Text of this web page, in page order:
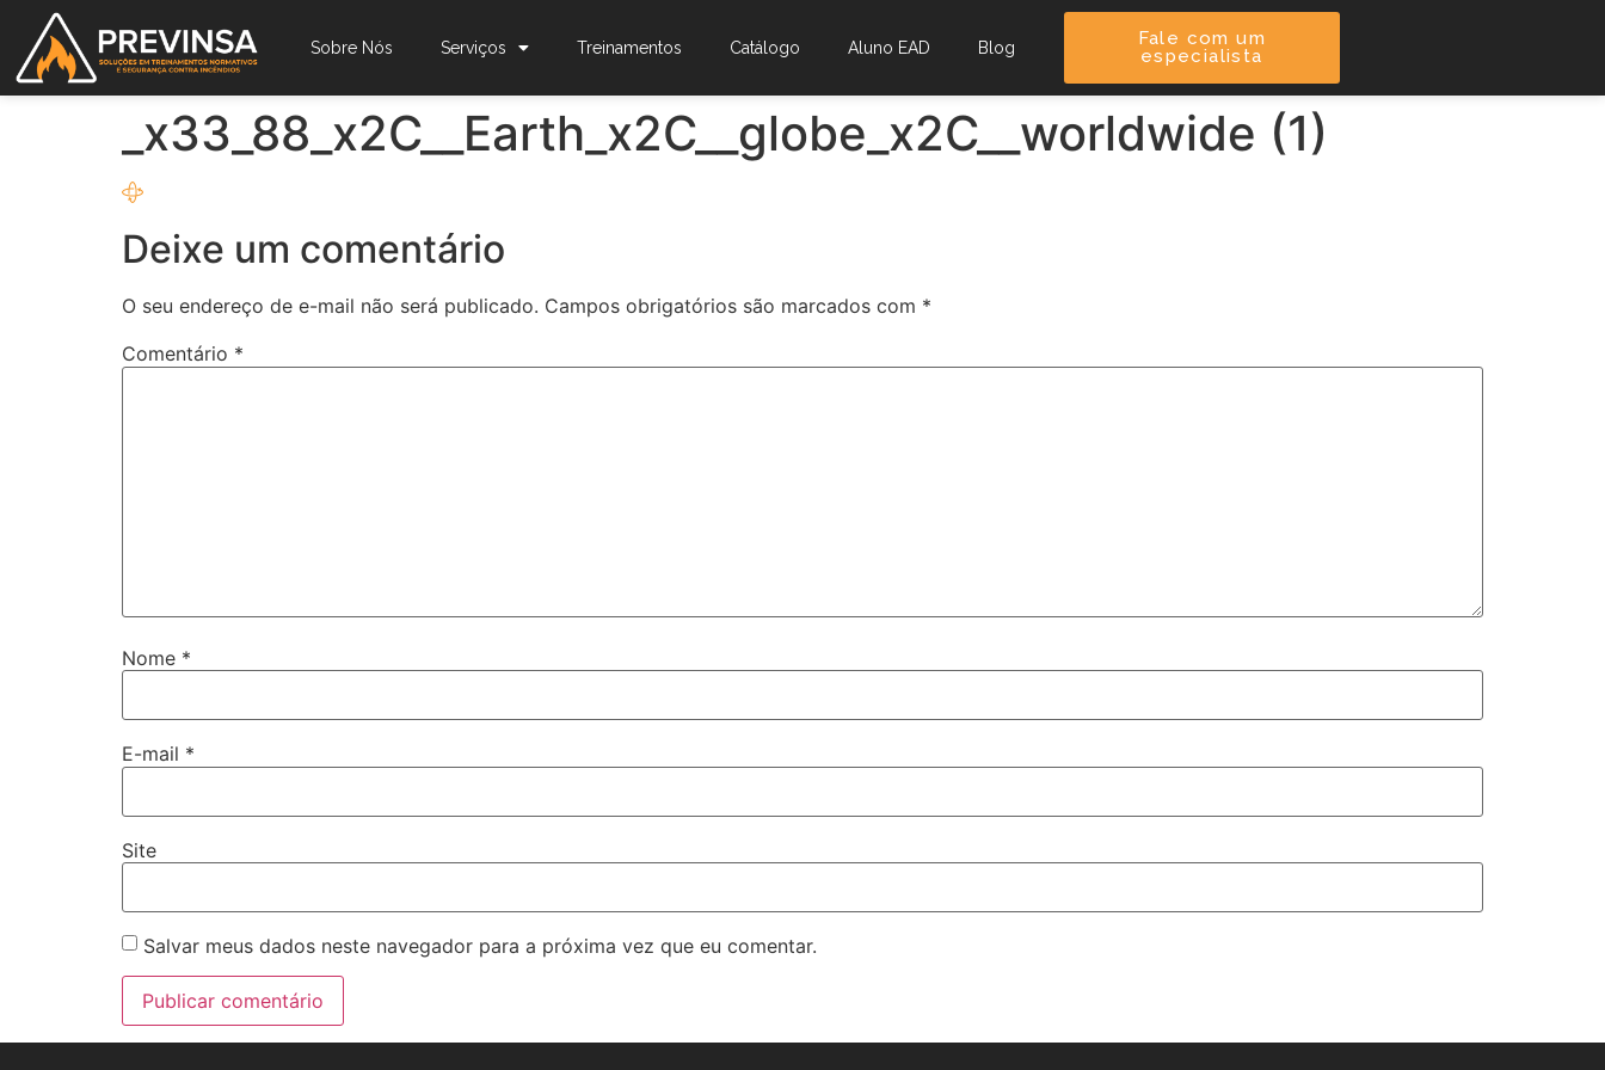
Sobre Nós Serviços Treinamentos Catálogo Aluno EAD Blog
Fale com um
especialista
_x33_88_x2C__Earth_x2C__globe_x2C__worldwide (1)
Deixe um comentário
O seu endereço de e-mail não será publicado. Campos obrigatórios são marcados com *
Comentário *
Nome *
E-mail *
Site
Salvar meus dados neste navegador para a próxima vez que eu comentar.